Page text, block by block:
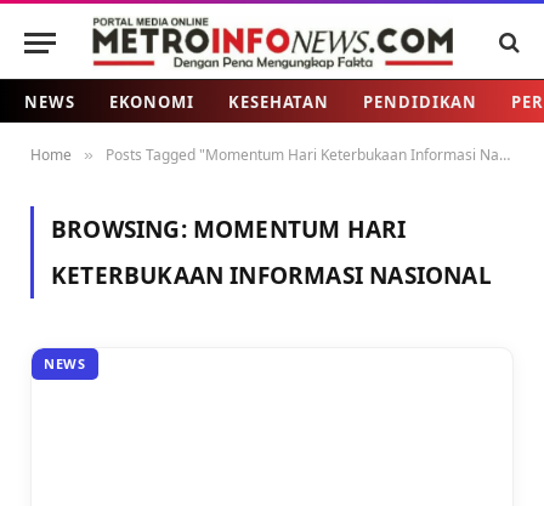
NEWS EKONOMI KESEHATAN PENDIDIKAN
Home » Posts Tagged "Momentum Hari Keterbukaan Informasi Nasional"
BROWSING: MOMENTUM HARI
KETERBUKAAN INFORMASI NASIONAL
NEWS